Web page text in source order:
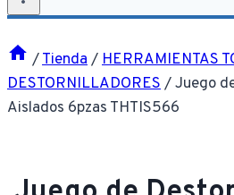
/Tienda/HERRAMIENTAS
DESTORNILLADORES/Juego
Aislados 6pzas THTIS566